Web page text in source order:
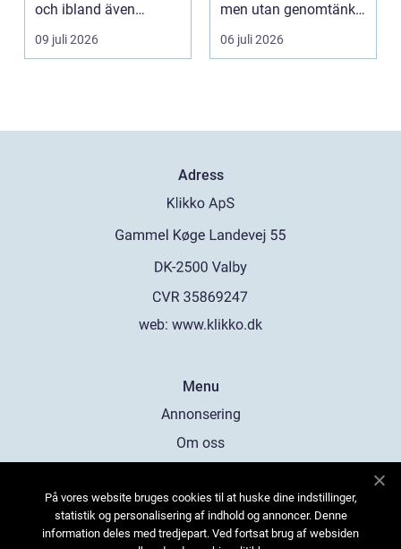
och ibland även
positionera tunga
objekt, so...
09 juli 2026
men utan genomtänkt
beskärning blir de...
06 juli 2026
Adress
web: www.klikko.dk
Menu
Annonsering
Om oss
Kontakta oss
Sitemap
På vores website bruges cookies til at huske dine indstillinger,
statistik og personalisering af indhold og annoncer. Denne
information deles med tredjepart. Ved fortsat brug af websiden